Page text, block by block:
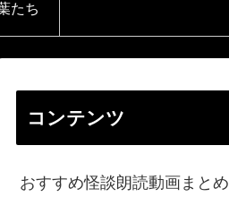
たち
コンテンツ
おすすめ怪談朗読動画まとめ